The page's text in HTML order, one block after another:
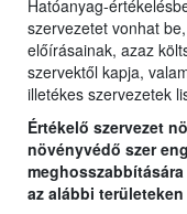
Hatóanyag-
szervezetet vonhat
előírásainak, azaz
szervektől kapja,
illetékes szervezetek
Értékelő szervezet
növényvédő szer
az alábbi